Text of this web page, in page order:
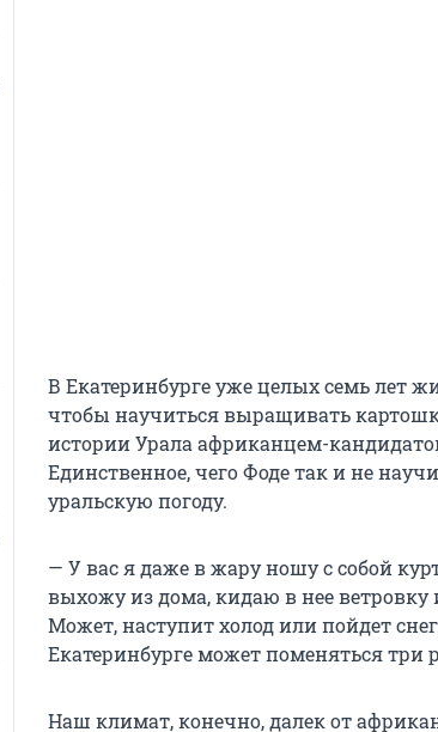
В Екатеринбурге уже целых семь лет
чтобы научиться выращивать
истории Урала африканцем-
Единственное, чего Фоде так и не
уральскую погоду.
— У вас я даже в жару ношу с собой
выхожу из дома, кидаю в нее ветровку
Может, наступит холод или пойдет
Екатеринбурге может поменяться три
Наш климат, конечно, далек от